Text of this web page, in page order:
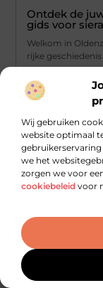
Wij gebruiken
website optimaal
gebruikerservaring
we het
zorgen we voor
cookiebeleid voor
Ontdek de
gids voor
Welkom in
rijke
...
Winkelen